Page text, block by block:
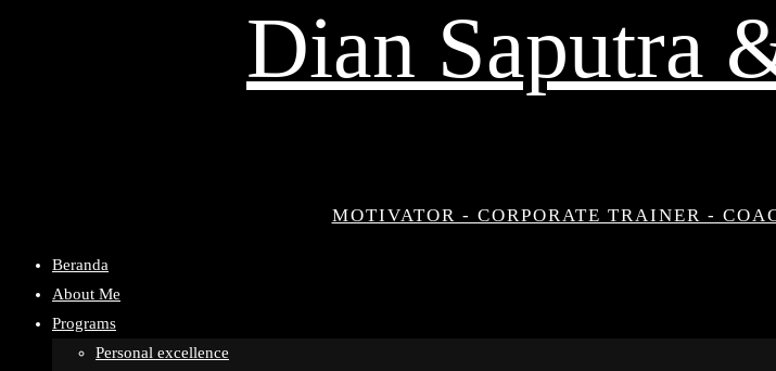
Dian Saputra
MOTIVATOR - CORPORATE TRAINER -
Beranda
About Me
Programs
Personal excellence